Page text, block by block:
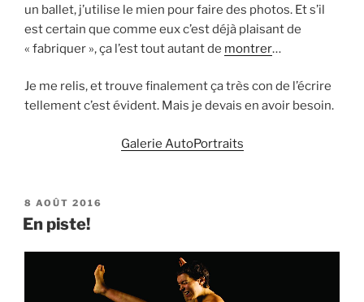
un ballet, j’utilise le mien pour faire des photos. Et s’il
est certain que comme eux c’est déjà plaisant de
« fabriquer », ça l’est tout autant de montrer…
Je me relis, et trouve finalement ça très con de l’écrire
tellement c’est évident. Mais je devais en avoir besoin.
Galerie AutoPortraits
PUBLIÉ
LE
8 AOÛT 2016
En piste!